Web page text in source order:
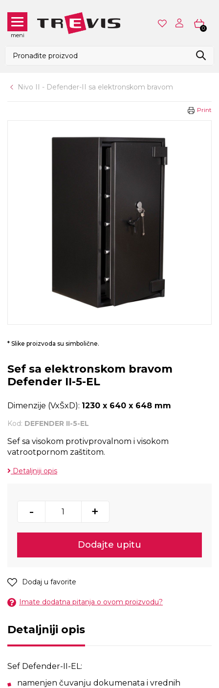
meni
0
Nivo II - Defender-II sa elektronskom bravom
Print
* Slike proizvoda su simbolične.
Sef sa elektronskom bravom
Defender II-5-EL
Dimenzije (VxŠxD): 1230 x 640 x 648 mm
Kod: DEFENDER II-5-EL
Sef sa visokom protivprovalnom i visokom
vatrootpornom zaštitom.
Detaljniji opis
- +
Dodajte upitu
Dodaj u favorite
Imate dodatna pitanja o ovom proizvodu?
Detaljniji opis
Sef Defender-II-EL:
namenjen čuvanju dokumenata i vrednih